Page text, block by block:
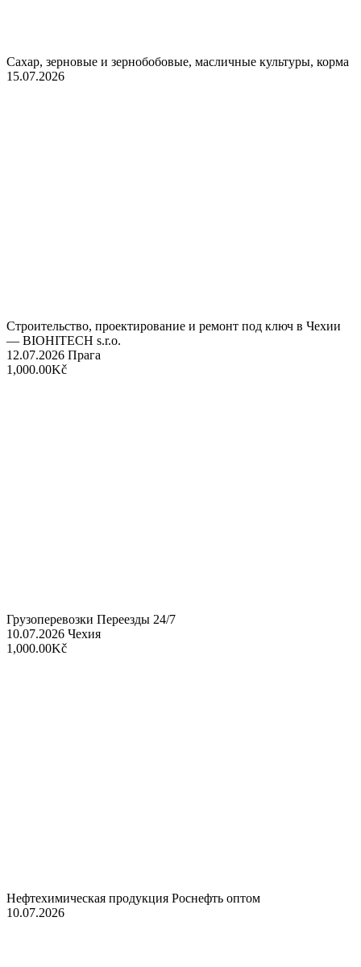
Сахар, зерновые и зернобобовые, масличные культуры, корма
15.07.2026
Строительство, проектирование и ремонт под ключ в Чехии
— BIOHITECH s.r.o.
12.07.2026 Прага
1,000.00Kč
Грузоперевозки Переезды 24/7
10.07.2026 Чехия
1,000.00Kč
Нефтехимическая продукция Роснефть оптом
10.07.2026